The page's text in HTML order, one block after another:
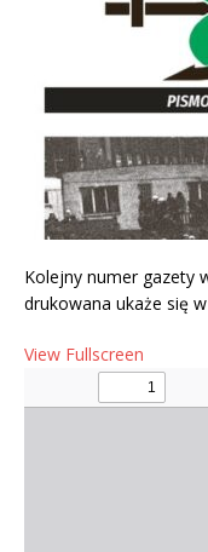
Kolejny numer gazety
drukowana ukaże się
View Fullscreen